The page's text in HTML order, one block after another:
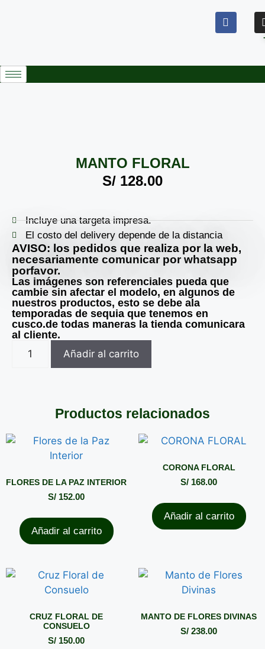
MANTO FLORAL
S/ 128.00
Incluye una targeta impresa.
El costo del delivery depende de la distancia
AVISO: los pedidos que realiza por la web,
necesariamente comunicar por whatsapp
porfavor.
Las imágenes son referenciales pueda que
cambie sin afectar el modelo, en algunos de
nuestros productos, esto se debe ala
temporadas de sequia que tenemos en
cusco.de todas maneras la tienda comunicara
al cliente.
Añadir al carrito
Productos relacionados
FLORES DE LA PAZ INTERIOR
S/ 152.00
Añadir al carrito
CORONA FLORAL
S/ 168.00
Añadir al carrito
CRUZ FLORAL DE
CONSUELO
S/ 150.00
MANTO DE FLORES DIVINAS
S/ 238.00